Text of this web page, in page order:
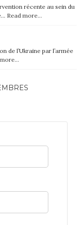
récente au sein du
Read more…
de l’Ukraine par l’armée